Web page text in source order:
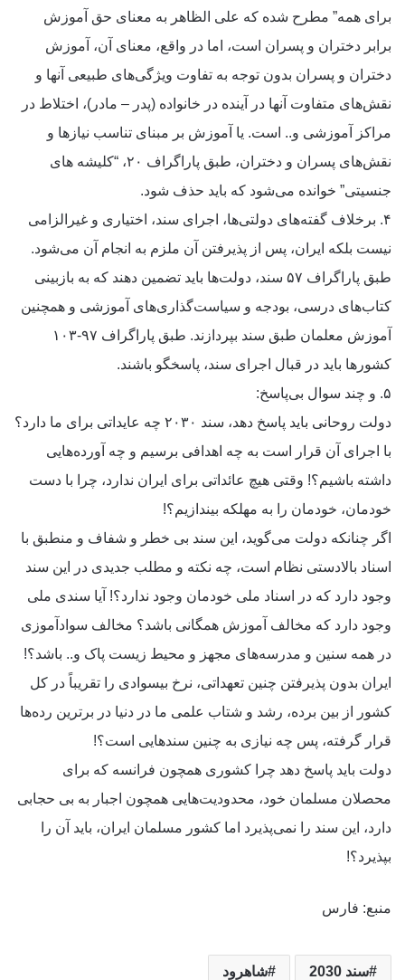
برای همه” مطرح شده که علی الظاهر به معنای حق آموزش
برابر دختران و پسران است، اما در واقع، معنای آن، آموزش
دختران و پسران بدون توجه به تفاوت ویژگی‌های طبیعی آنها و
نقش‌های متفاوت آنها در آینده در خانواده (پدر – مادر)، اختلاط در
مراکز آموزشی و.. است. یا آموزش بر مبنای تناسب نیازها و
نقش‌های پسران و دختران، طبق پاراگراف ۲۰، “کلیشه های
جنسیتی” خوانده می‌شود که باید حذف شود.
۴. برخلاف گفته‌های دولتی‌ها، اجرای سند، اختیاری و غیرالزامی
نیست بلکه ایران، پس از پذیرفتن آن ملزم به انجام آن می‌شود.
طبق پاراگراف ۵۷ سند، دولت‌ها باید تضمین دهند که به بازبینی
کتاب‌های درسی، بودجه و سیاست‌گذاری‌های آموزشی و همچنین
آموزش معلمان طبق سند بپردازند. طبق پاراگراف ۹۷-۱۰۳
کشورها باید در قبال اجرای سند، پاسخگو باشند.
۵. و چند سوال بی‌پاسخ:
دولت روحانی باید پاسخ دهد، سند ۲۰۳۰ چه عایداتی برای ما دارد؟
با اجرای آن قرار است به چه اهدافی برسیم و چه آورده‌هایی
داشته باشیم؟! وقتی هیچ عائداتی برای ایران ندارد، چرا با دست
خودمان، خودمان را به مهلکه بیندازیم؟!
اگر چنانکه دولت می‌گوید، این سند بی خطر و شفاف و منطبق با
اسناد بالادستی نظام است، چه نکته و مطلب جدیدی در این سند
وجود دارد که در اسناد ملی خودمان وجود ندارد؟! آیا سندی ملی
وجود دارد که مخالف آموزش همگانی باشد؟ مخالف سوادآموزی
در همه سنین و مدرسه‌های مجهز و محیط زیست پاک و.. باشد؟!
ایران بدون پذیرفتن چنین تعهداتی، نرخ بیسوادی را تقریباً در کل
کشور از بین برده، رشد و شتاب علمی ما در دنیا در برترین رده‌ها
قرار گرفته، پس چه نیازی به چنین سندهایی است؟!
دولت باید پاسخ دهد چرا کشوری همچون فرانسه که برای
محصلان مسلمان خود، محدودیت‌هایی همچون اجبار به بی حجابی
دارد، این سند را نمی‌پذیرد اما کشور مسلمان ایران، باید آن را
بپذیرد؟!
منبع: فارس
سند 2030 شاهرود